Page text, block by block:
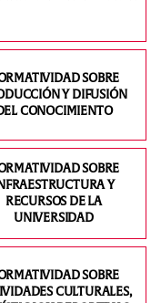
SOBRE
Y DIFUSIÓN
CONOCIMIENTO
SOBRE
Y
RECURSOS DE LA
UNIVERSIDAD
SOBRE
CULTURALES,